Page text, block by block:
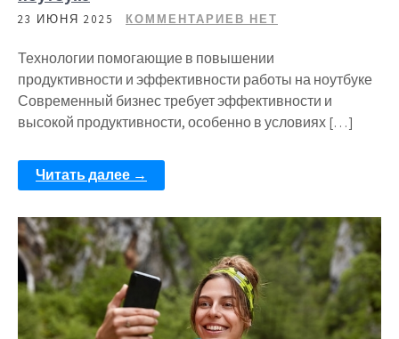
23 ИЮНЯ 2025 КОММЕНТАРИЕВ НЕТ
Технологии помогающие в повышении
продуктивности и эффективности работы на ноутбуке
Современный бизнес требует эффективности и
высокой продуктивности, особенно в условиях […]
Читать далее →